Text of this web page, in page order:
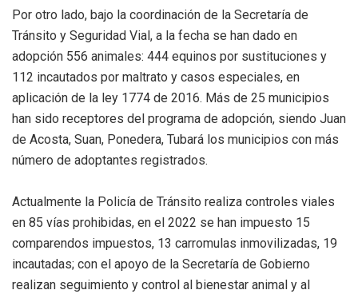
Por otro lado, bajo la coordinación de la Secretaría de
Tránsito y Seguridad Vial, a la fecha se han dado en
adopción 556 animales: 444 equinos por sustituciones y
112 incautados por maltrato y casos especiales, en
aplicación de la ley 1774 de 2016. Más de 25 municipios
han sido receptores del programa de adopción, siendo Juan
de Acosta, Suan, Ponedera, Tubará los municipios con más
número de adoptantes registrados.
Actualmente la Policía de Tránsito realiza controles viales
en 85 vías prohibidas, en el 2022 se han impuesto 15
comparendos impuestos, 13 carromulas inmovilizadas, 19
incautadas; con el apoyo de la Secretaría de Gobierno
realizan seguimiento y control al bienestar animal y al